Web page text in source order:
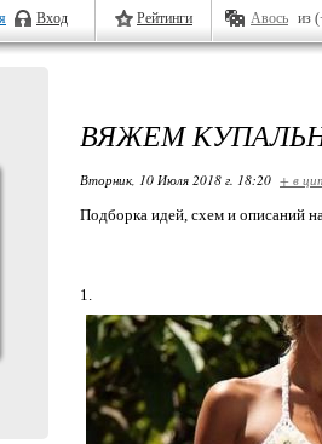
Вход Рейтинги Авось из
ВЯЖЕМ
Вторник, 10 Июля 2018 г. 18:20 + в
Подборка идей, схем и описаний
1.